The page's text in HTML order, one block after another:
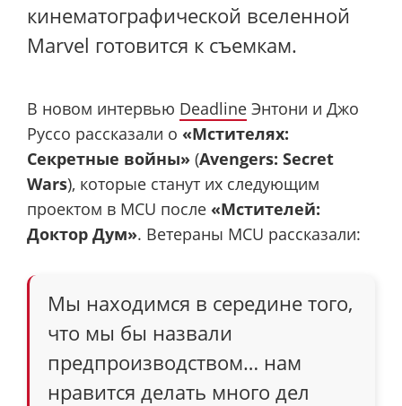
кинематографической вселенной
Marvel готовится к съемкам.
В новом интервью Deadline Энтони и Джо
Руссо рассказали о «Мстителях:
Секретные войны» (Avengers: Secret
Wars), которые станут их следующим
проектом в MCU после «Мстителей:
Доктор Дум». Ветераны MCU рассказали:
Мы находимся в середине того,
что мы бы назвали
предпроизводством… нам
нравится делать много дел